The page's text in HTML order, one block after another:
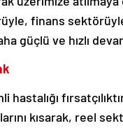
finans
güçlü ve hızlı
kısarak, reel